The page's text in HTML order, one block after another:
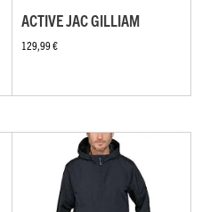
ACTIVE JAC GILLIAM
129,99 €